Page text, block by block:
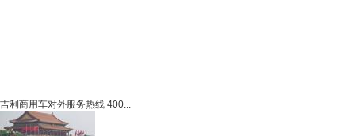
吉利商用车对外服务热线 400...